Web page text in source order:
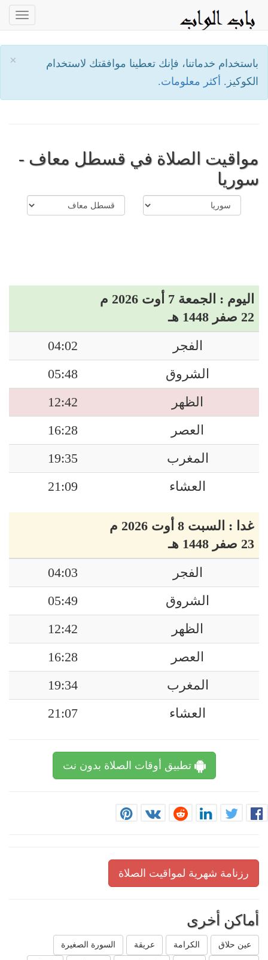
×
باستخدام خدماتنا، فإنك تعطينا موافقتك لاستخدام
الكوكيز. أكثر معلومات.
مواقيت الصلاة في قسطل معاف -
سوريا
اليوم : الجمعة 7 أوت 2026 م
22 صفر 1448 هـ
الفجر
04:02
الشروق
05:48
الظهر
12:42
العصر
16:28
المغرب
19:35
العشاء
21:09
غدا : السبت 8 أوت 2026 م
23 صفر 1448 هـ
الفجر
04:03
الشروق
05:49
الظهر
12:42
العصر
16:28
المغرب
19:34
العشاء
21:07
تطبيق أوقات الصلاة بدون نت
رزنامة شهرية لمواقيت الصلاة
أماكن أخرى
عين حلاق الكرامة عريقة السورة الصغيرة